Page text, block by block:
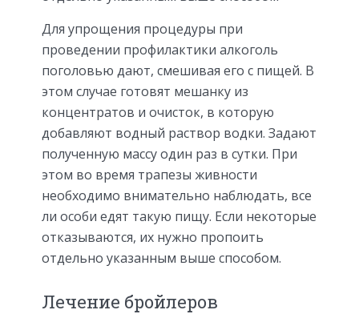
Для упрощения процедуры при
проведении профилактики алкоголь
поголовью дают, смешивая его с пищей. В
этом случае готовят мешанку из
концентратов и очисток, в которую
добавляют водный раствор водки. Задают
полученную массу один раз в сутки. При
этом во время трапезы живности
необходимо внимательно наблюдать, все
ли особи едят такую пищу. Если некоторые
отказываются, их нужно пропоить
отдельно указанным выше способом.
Лечение бройлеров